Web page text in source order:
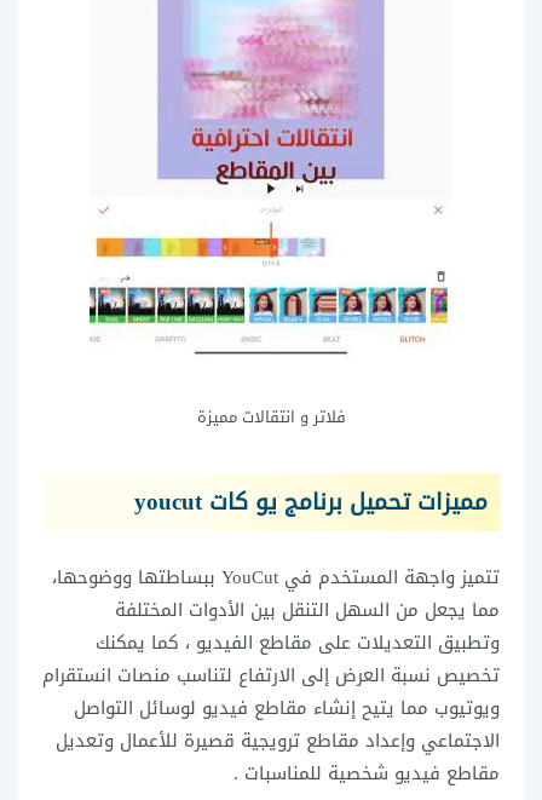
فلاتر و انتقالات مميزة
مميزات تحميل برنامج يو كات youcut
تتميز واجهة المستخدم في YouCut ببساطتها ووضوحها،
مما يجعل من السهل التنقل بين الأدوات المختلفة
وتطبيق التعديلات على مقاطع الفيديو ، كما يمكنك
تخصيص نسبة العرض إلى الارتفاع لتناسب منصات انستقرام
ويوتيوب مما يتيح إنشاء مقاطع فيديو لوسائل التواصل
الاجتماعي وإعداد مقاطع ترويجية قصيرة للأعمال وتعديل
مقاطع فيديو شخصية للمناسبات .